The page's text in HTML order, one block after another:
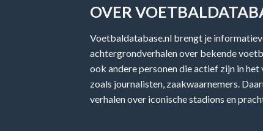
OVER
Voetbaldatabase.nl brengt je
achtergrondverhalen over bekende
ook andere personen die actief zijn in
zoals journalisten, zaakwaarnemers.
verhalen over iconische stadions en